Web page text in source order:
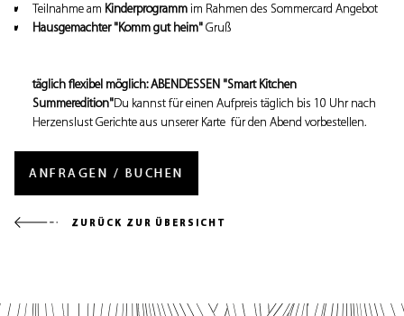
Teilnahme am Kinderprogrammim Rahmen des Sommercard Angebot
Hausgemachter "Komm gut heim"Gruß
täglich flexibel möglich: ABENDESSEN "Smart Kitchen
Summeredition"Du kannst für einen Aufpreis täglich bis 10 Uhr nach
Herzenslust Gerichte aus unserer Karte für den Abend vorbestellen.
ANFRAGEN / BUCHEN
ZURÜCK ZUR ÜBERSICHT